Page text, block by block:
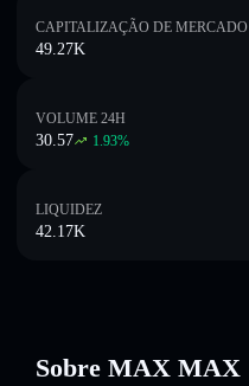
CAPITALIZAÇÃO DE MERCADO
49.27K
VOLUME 24H
30.57 1.93%
LIQUIDEZ
42.17K
Sobre MAX MAX